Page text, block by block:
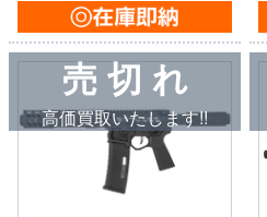
売 切 れ
高価買取いたします!!